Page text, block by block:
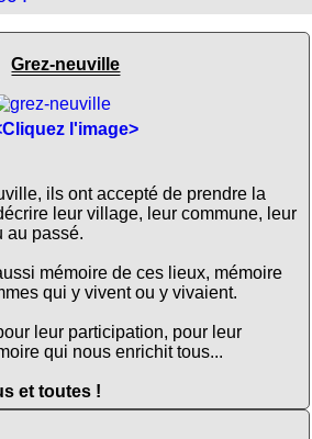
Grez-neuville
l'image>
ils ont accepté de prendre la
leur village, leur commune, leur
au passé.
mémoire de ces lieux, mémoire
qui y vivent ou y vivaient.
leur participation, pour leur
qui nous enrichit tous...
et toutes !